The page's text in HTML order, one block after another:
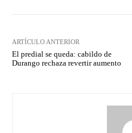
ARTÍCULO ANTERIOR
El predial se queda: cabildo de
Durango rechaza revertir aumento